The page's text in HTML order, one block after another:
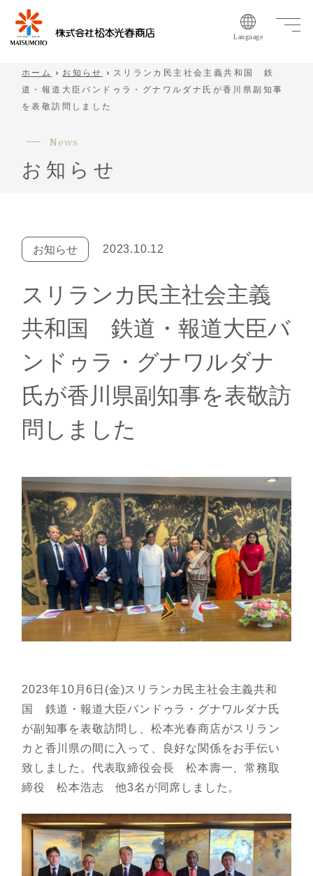
Language
ホーム お知らせ
スリランカ民主社会主義共和国 鉄
道・報道大臣バンドゥラ・グナワルダナ氏が香川県副知事
を表敬訪問しました
News
お 知 ら せ
お知らせ 2023.10.12
スリランカ民主社会主義
共和国 鉄道・報道大臣バ
ンドゥラ・グナワルダナ
氏が香川県副知事を表敬訪
問しました
2023年10月6日(金)スリランカ民主社会主義共和
国 鉄道・報道大臣バンドゥラ・グナワルダナ氏
が副知事を表敬訪問し、松本光春商店がスリラン
カと香川県の間に入って、良好な関係をお手伝い
致しました。代表取締役会長 松本壽一、常務取
締役 松本浩志 他3名が同席しました。